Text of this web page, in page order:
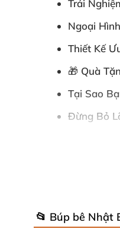
Trải
Ngoại
Thiết Kế
🎁 Quà
Tại Sao
Đừng Bỏ
Thông
Video
Vẻ Đẹp Đa
📂 Búp bê Nhật